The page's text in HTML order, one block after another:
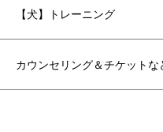
【犬】トレーニング
カウンセリング＆チケットな